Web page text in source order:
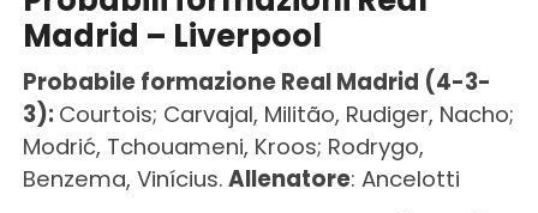
Madrid – Liverpool
Probabile formazione Real Madrid (4-3-
3): Courtois; Carvajal, Militão, Rudiger, Nacho;
Modrić, Tchouameni, Kroos; Rodrygo,
Benzema, Vinícius. Allenatore: Ancelotti